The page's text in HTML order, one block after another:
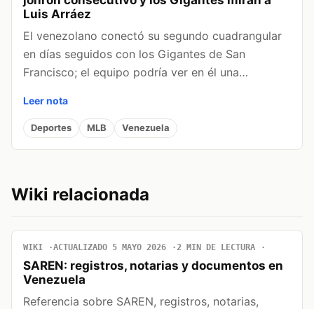
Luis Arráez
El venezolano conectó su segundo cuadrangular
en días seguidos con los Gigantes de San
Francisco; el equipo podría ver en él una…
Leer nota
Deportes MLB Venezuela
Wiki relacionada
WIKI ACTUALIZADO 5 MAYO 2026 2 MIN DE LECTURA
SAREN: registros, notarias y documentos en
Venezuela
Referencia sobre SAREN, registros, notarias,